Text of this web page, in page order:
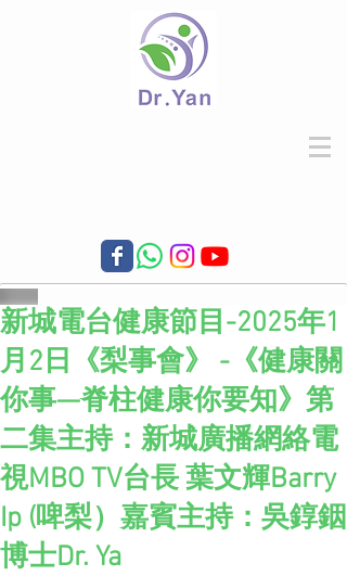
新城電台健康節目-2025年1
月2日《梨事會》 -《健康關
你事—脊柱健康你要知》第
二集主持：新城廣播網絡電
視MBO TV台長 葉文輝Barry
Ip (啤梨）嘉賓主持：吳錞銦
博士Dr. Ya